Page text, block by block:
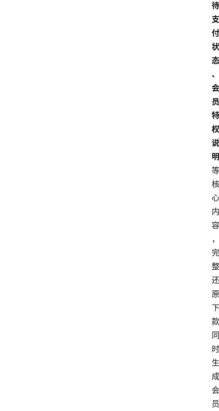
待
支
付
状
态
、
会
员
特
权
说
明
等
核
心
内
容
，
完
整
还
原
下
款
同
时
生
成
会
员